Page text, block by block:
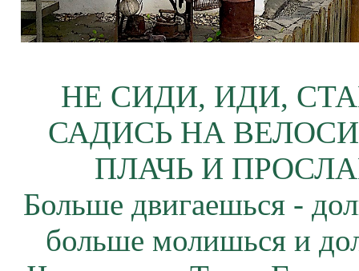
НЕ СИДИ, ИДИ,
САДИСЬ НА
ПЛАЧЬ И
Больше двигаешься -
больше молишься и